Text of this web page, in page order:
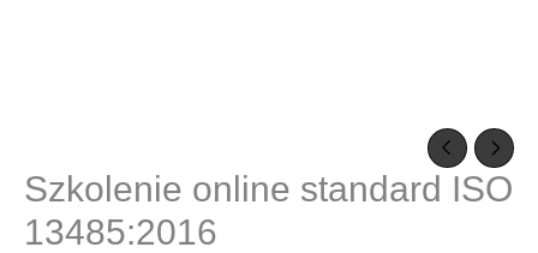
Szkolenie online standard ISO
13485:2016